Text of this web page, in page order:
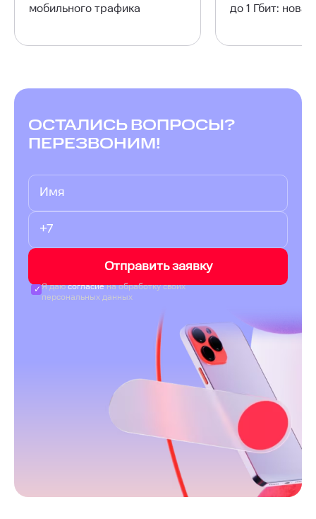
мобильного трафика
до 1 Гбит:
ОСТАЛИСЬ ВОПРОСЫ?
ПЕРЕЗВОНИМ!
Отправить заявку
Я даюсогласиена обработку своих
персональных данных